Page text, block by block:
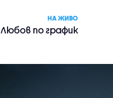
НА ЖИВО
Любов по график